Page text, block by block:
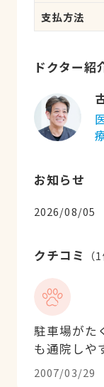
支払方法
ドクター紹
お知らせ
2026/08/05
クチコミ （1
駐車場がた
も通院しや
と、電話で
2007/03/29